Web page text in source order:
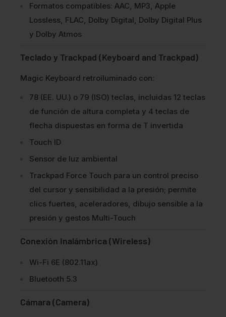
Formatos compatibles: AAC, MP3, Apple
Lossless, FLAC, Dolby Digital, Dolby Digital Plus
y Dolby Atmos
Teclado y Trackpad (Keyboard and Trackpad)
Magic Keyboard retroiluminado con:
78 (EE. UU.) o 79 (ISO) teclas, incluidas 12 teclas
de función de altura completa y 4 teclas de
flecha dispuestas en forma de T invertida
Touch ID
Sensor de luz ambiental
Trackpad Force Touch para un control preciso
del cursor y sensibilidad a la presión; permite
clics fuertes, aceleradores, dibujo sensible a la
presión y gestos Multi-Touch
Conexión Inalámbrica (Wireless)
Wi-Fi 6E (802.11ax)
Bluetooth 5.3
Cámara (Camera)